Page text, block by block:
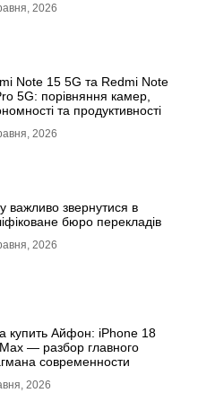
2026
Note 15 5G та Redmi Note
5G: порівняння камер,
та продуктивності
2026
важливо звернутися в
бюро перекладів
2026
купить Айфон: iPhone 18
— разбор главного
современности
2026